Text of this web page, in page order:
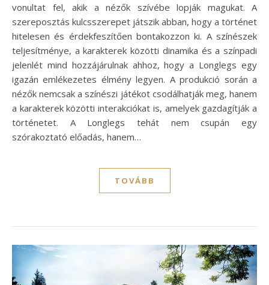
vonultat fel, akik a nézők szívébe lopják magukat. A
szereposztás kulcsszerepet játszik abban, hogy a történet
hitelesen és érdekfeszítően bontakozzon ki. A színészek
teljesítménye, a karakterek közötti dinamika és a színpadi
jelenlét mind hozzájárulnak ahhoz, hogy a Longlegs egy
igazán emlékezetes élmény legyen. A produkció során a
nézők nemcsak a színészi játékot csodálhatják meg, hanem
a karakterek közötti interakciókat is, amelyek gazdagítják a
történetet. A Longlegs tehát nem csupán egy
szórakoztató előadás, hanem…
TOVÁBB